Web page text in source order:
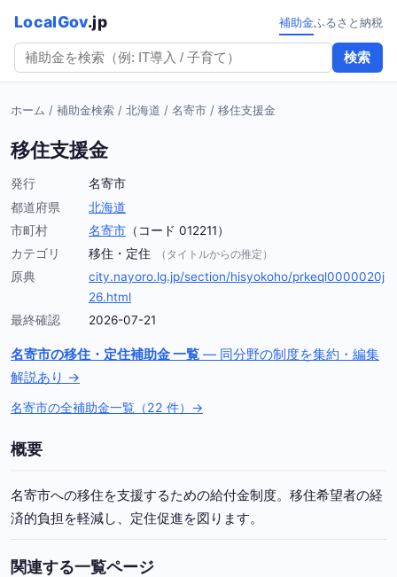
LocalGov.jp
検索
補助金ふるさと納税
ホーム / 補助金検索 / 北海道 / 名寄市 / 移住支援金
移住支援金
発行
名寄市
都道府県
北海道
市町村
名寄市 （コード 012211）
カテゴリ
移住・定住 （タイトルからの推定）
原典
city.nayoro.lg.jp/section/hisyokoho/prkeql0000020j
26.html
最終確認
2026-07-21
名寄市の移住・定住補助金 一覧 — 同分野の制度を集約・編集
解説あり →
名寄市の全補助金一覧（22 件）→
概要
名寄市への移住を支援するための給付金制度。移住希望者の経
済的負担を軽減し、定住促進を図ります。
関連する一覧ページ